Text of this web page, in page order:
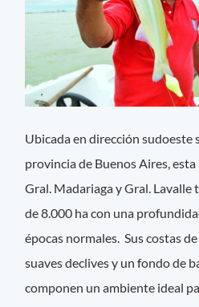
Ubicada en dirección sudoeste
provincia de Buenos Aires,
Gral. Madariaga y Gral. Lavalle
de 8.000 ha con una
épocas normales. Sus costas
suaves declives y un fondo de
componen un ambiente ideal